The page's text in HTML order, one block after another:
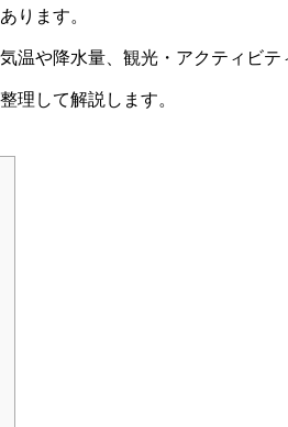
ります。
温や降水量、観光・アクティビテ
理して解説します。